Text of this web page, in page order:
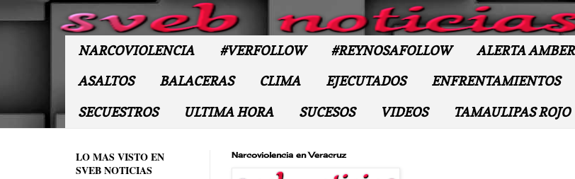
NARCOVIOLENCIA #VERFOLLOW #REYNOSAFOLLOW ALERTA AMBER
ASALTOS BALACERAS CLIMA EJECUTADOS ENFRENTAMIENTOS
SECUESTROS ULTIMA HORA SUCESOS VIDEOS TAMAULIPAS ROJO
Narcoviolencia en Veracruz
LO MAS VISTO EN
SVEB NOTICIAS